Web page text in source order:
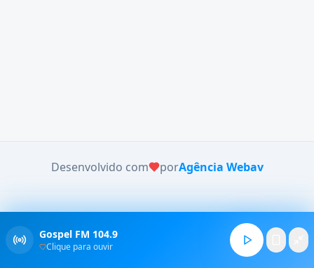
Desenvolvido com porAgência Webav
Gospel FM 104.9
Clique para ouvir